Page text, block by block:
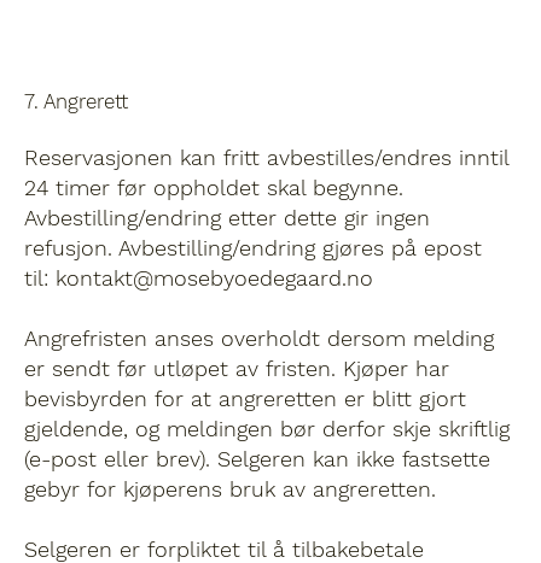
7. Angrerett
Reservasjonen kan fritt avbestilles/endres inntil
24 timer før oppholdet skal begynne.
Avbestilling/endring etter dette gir ingen
refusjon. Avbestilling/endring gjøres på epost
til: kontakt@mosebyoedegaard.no
Angrefristen anses overholdt dersom melding
er sendt før utløpet av fristen. Kjøper har
bevisbyrden for at angreretten er blitt gjort
gjeldende, og meldingen bør derfor skje skriftlig
(e-post eller brev). Selgeren kan ikke fastsette
gebyr for kjøperens bruk av angreretten.
Selgeren er forpliktet til å tilbakebetale